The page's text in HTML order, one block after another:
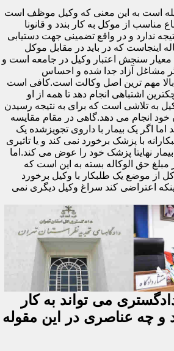
است به این معنی که وکیل موظف است
مناسب از موکل به کار بندد و قانونا
ندارد و در واقع تضمینی جهت دستیابی
اینجاست که در باید در مقابل موکل
معیار سنجش اعتبار وکیل در جامعه است و
مشاغل آزاد جدا شده و احساس
مهم ترین اصل وکالت است.کافی است
اشتباهی انجام دهد تا همه از او
به تلاشی است که برای به نتیجه رسیدن
خود انجام می دهد.گاهی در مقام مقایسه
اما اگر یک بیمار با داروی تجویزشده یک
با پزشک برخورد نمی کند و یا تاثیری
نهایتا پزشک خود را عوض می کند.اما
مبلغ حق الوکاله بسته به این است که
از موضع یک طلبکار با وکیل برخورد
اعتراضی کند سراغ وکیل دیگری نمی
می تواند به کار
و چه عناصری در این مقوله